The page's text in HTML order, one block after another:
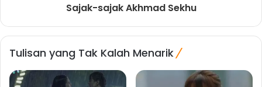
Sajak-sajak Akhmad Sekhu
Tulisan yang Tak Kalah Menarik